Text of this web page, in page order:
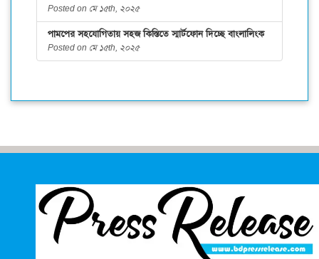
Posted on মে ১৫th, ২০২৫
পামপের সহযোগিতায় সহজ কিস্তিতে স্মার্টফোন দিচ্ছে বাংলালিংক
Posted on মে ১৫th, ২০২৫